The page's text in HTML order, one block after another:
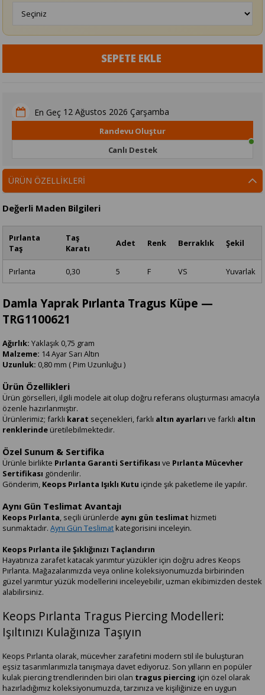
En Geç 12 Ağustos 2026 Çarşamba
Randevu Oluştur
Canlı Destek
ÜRÜN ÖZELLIKLERI
Değerli Maden Bilgileri
Pırlanta
Taş
Taş
Karatı
Adet Renk Berraklık Şekil
Pırlanta 0,30 5 F VS Yuvarlak
Damla Yaprak Pırlanta Tragus Küpe —
TRG1100621
Ağırlık: Yaklaşık 0,75 gram
Malzeme: 14 Ayar Sarı Altın
Uzunluk: 0,80 mm ( Pim Uzunluğu )
Ürün Özellikleri
Ürün görselleri, ilgili modele ait olup doğru referans oluşturması amacıyla
özenle hazırlanmıştır.
Ürünlerimiz; farklı karat seçenekleri, farklı altın ayarları ve farklı altın
renklerinde üretilebilmektedir.
Özel Sunum & Sertifika
Ürünle birlikte Pırlanta Garanti Sertifikası ve Pırlanta Mücevher
Sertifikası gönderilir.
Gönderim, Keops Pırlanta Işıklı Kutu içinde şık paketleme ile yapılır.
Aynı Gün Teslimat Avantajı
Keops Pırlanta, seçili ürünlerde aynı gün teslimat hizmeti
sunmaktadır.Aynı Gün Teslimat kategorisini inceleyin.
Keops Pırlanta ile Şıklığınızı Taçlandırın
Hayatınıza zarafet katacak yarımtur yüzükler için doğru adres Keops
Pırlanta. Mağazalarımızda veya online koleksiyonumuzda birbirinden
güzel yarımtur yüzük modellerini inceleyebilir, uzman ekibimizden destek
alabilirsiniz.
Keops Pırlanta Tragus Piercing Modelleri:
Işıltınızı Kulağınıza Taşıyın
Keops Pırlanta olarak, mücevher zarafetini modern stil ile buluşturan
eşsiz tasarımlarımızla tanışmaya davet ediyoruz. Son yılların en popüler
kulak piercing trendlerinden biri olan tragus piercing için özel olarak
hazırladığımız koleksiyonumuzda, tarzınıza ve kişiliğinize en uygun